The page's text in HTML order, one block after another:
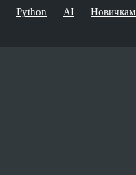
Python AI Новичкам